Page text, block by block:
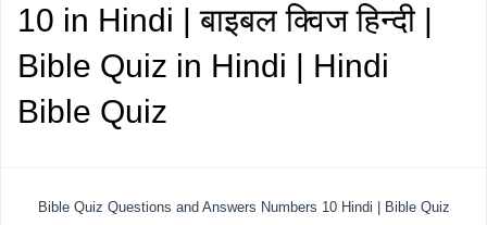
10 in Hindi | बाइबल क्विज हिन्दी |
Bible Quiz in Hindi | Hindi
Bible Quiz
Bible Quiz Questions and Answers Numbers 10 Hindi | Bible Quiz